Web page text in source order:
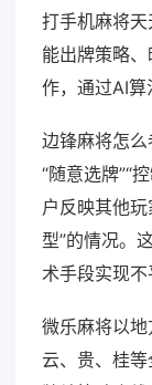
打手机麻将
能出牌策略
作，通过AI算
边锋麻将怎
“随意选牌”“
户反映其他玩
型”的情况。
术手段实现不
微乐麻将以地
云、贵、桂